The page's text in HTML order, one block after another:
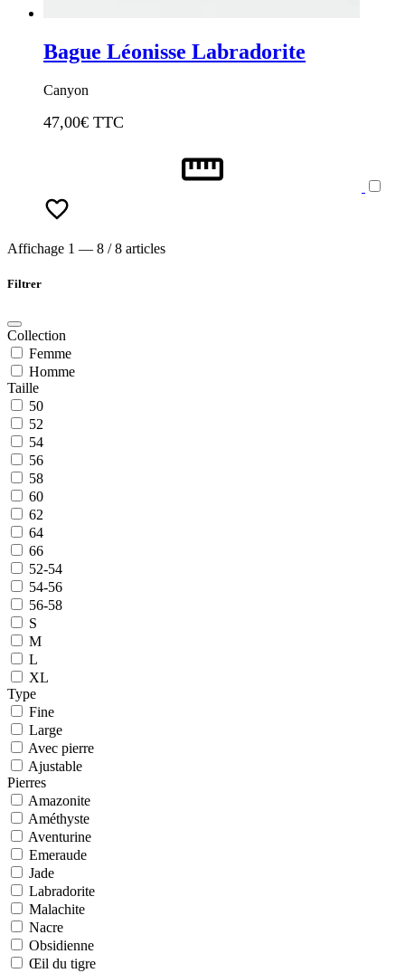
Bague Léonisse Labradorite
Canyon
47,00€ TTC
Affichage 1 — 8 / 8 articles
Filtrer
Collection
Femme
Homme
Taille
50
52
54
56
58
60
62
64
66
52-54
54-56
56-58
S
M
L
XL
Type
Fine
Large
Avec pierre
Ajustable
Pierres
Amazonite
Améthyste
Aventurine
Emeraude
Jade
Labradorite
Malachite
Nacre
Obsidienne
Œil du tigre